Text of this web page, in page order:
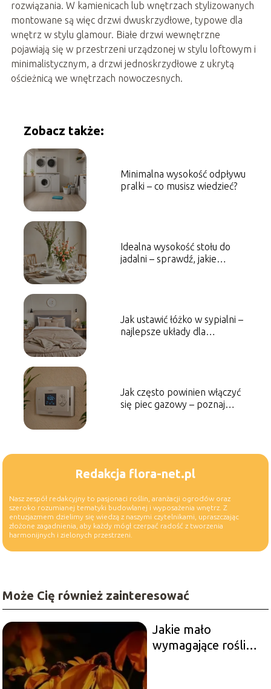
rozwiązania. W kamienicach lub wnętrzach stylizowanych
montowane są więc drzwi dwuskrzydłowe, typowe dla
wnętrz w stylu glamour. Białe drzwi wewnętrzne
pojawiają się w przestrzeni urządzonej w stylu loftowym i
minimalistycznym, a drzwi jednoskrzydłowe z ukrytą
ościeżnicą we wnętrzach nowoczesnych.
Zobacz także:
Minimalna wysokość odpływu
pralki – co musisz wiedzieć?
Idealna wysokość stołu do
jadalni – sprawdź, jakie
Jak ustawić łóżko w sypialni –
najlepsze układy dla
Jak często powinien włączyć
się piec gazowy – poznaj
Redakcja flora-net.pl
Nasz zespół redakcyjny to pasjonaci roślin, aranżacji ogrodów oraz
szeroko rozumianej tematyki budowlanej i wyposażenia wnętrz. Z
entuzjazmem dzielimy się wiedzą z naszymi czytelnikami, upraszczając
złożone zagadnienia, aby każdy mógł czerpać radość z tworzenia
harmonijnych i zielonych przestrzeni.
Może Cię również zainteresować
Jakie mało
wymagające rośliny